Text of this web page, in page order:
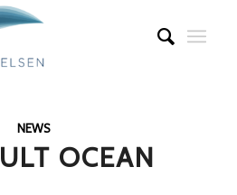
NEWS
OCEAN